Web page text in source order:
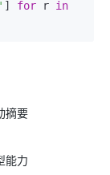
] for r in
摘要
能力